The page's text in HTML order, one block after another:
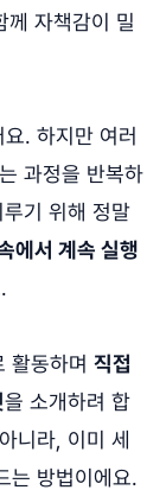
자책감이 밀
. 하지만 여러
과정을 반복하
기 위해 정말
에서 계속 실행
활동하며 직접
을 소개하려 합
니라, 이미 세
는 방법이에요.